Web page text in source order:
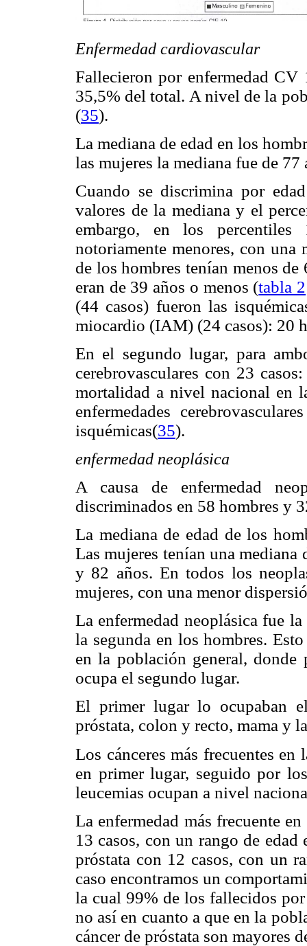
Enfermedad cardiovascular
Fallecieron por enfermedad
35,5% del total. A nivel de la
(35).
La mediana de edad en los
las mujeres la mediana fue de
Cuando se discrimina por
valores de la mediana y el
embargo, en los
notoriamente menores, con
de los hombres tenían menos
eran de 39 años o menos (tabla 2
(44 casos) fueron las
miocardio (IAM) (24 casos): 20
En el segundo lugar, para
cerebrovasculares con 23
mortalidad a nivel nacional en
enfermedades
isquémicas(35).
enfermedad neoplásica
A causa de enfermedad
discriminados en 58 hombres y
La mediana de edad de los
Las mujeres tenían una mediana
y 82 años. En todos los
mujeres, con una menor
La enfermedad neoplásica fue
la segunda en los hombres.
en la población general, donde
ocupa el segundo lugar.
El primer lugar lo ocupaban
próstata, colon y recto, mama y
Los cánceres más frecuentes
en primer lugar, seguido por
leucemias ocupan a nivel
La enfermedad más frecuente
13 casos, con un rango de
próstata con 12 casos, con un
caso encontramos un
la cual 99% de los fallecidos
no así en cuanto a que en la
cáncer de próstata son mayores